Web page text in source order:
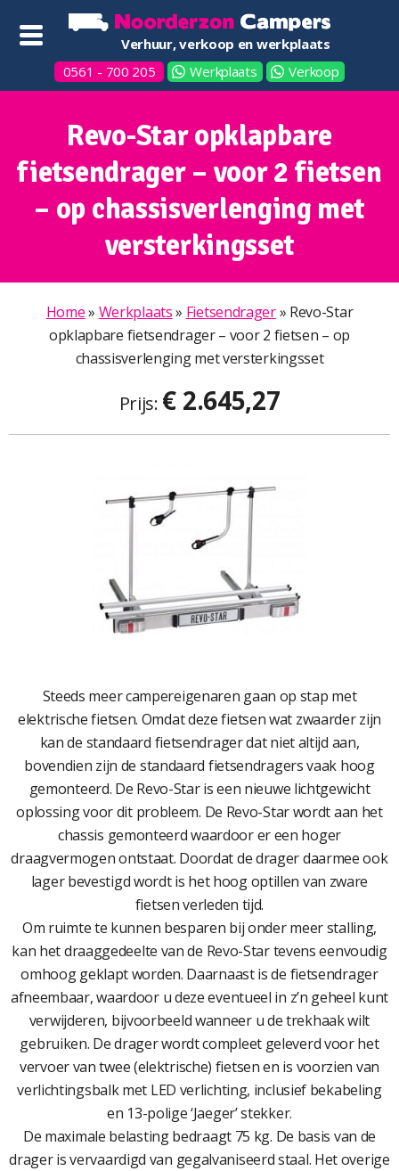
Verhuur, verkoop en werkplaats
0561 - 700 205
Werkplaats Verkoop
Revo-Star opklapbare
fietsendrager – voor 2 fietsen
– op chassisverlenging met
versterkingsset
Home» Werkplaats» Fietsendrager» Revo-Star
opklapbare fietsendrager – voor 2 fietsen – op
chassisverlenging met versterkingsset
Prijs: € 2.645,27
Steeds meer campereigenaren gaan op stap met
elektrische fietsen. Omdat deze fietsen wat zwaarder zijn
kan de standaard fietsendrager dat niet altijd aan,
bovendien zijn de standaard fietsendragers vaak hoog
gemonteerd. De Revo-Star is een nieuwe lichtgewicht
oplossing voor dit probleem. De Revo-Star wordt aan het
chassis gemonteerd waardoor er een hoger
draagvermogen ontstaat. Doordat de drager daarmee ook
lager bevestigd wordt is het hoog optillen van zware
fietsen verleden tijd.
Om ruimte te kunnen besparen bij onder meer stalling,
kan het draaggedeelte van de Revo-Star tevens eenvoudig
omhoog geklapt worden. Daarnaast is de fietsendrager
afneembaar, waardoor u deze eventueel in z’n geheel kunt
verwijderen, bijvoorbeeld wanneer u de trekhaak wilt
gebruiken. De drager wordt compleet geleverd voor het
vervoer van twee (elektrische) fietsen en is voorzien van
verlichtingsbalk met LED verlichting, inclusief bekabeling
en 13-polige ‘Jaeger’ stekker.
De maximale belasting bedraagt 75 kg. De basis van de
drager is vervaardigd van gegalvaniseerd staal. Het overige